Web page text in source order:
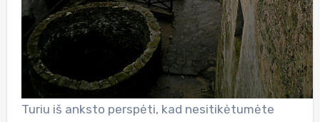
Turiu iš anksto perspėti, kad nesitikėtumėte